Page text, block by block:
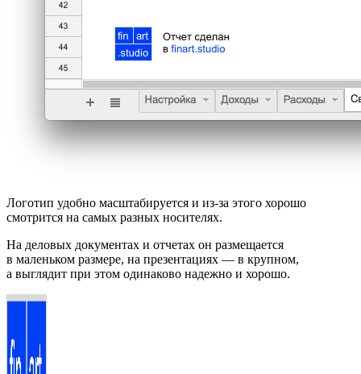
Логотип удобно масштабируется и из-за этого хорошо
смотрится на самых разных носителях.
На деловых документах и отчетах он размещается
в маленьком размере, на презентациях — в крупном,
а выглядит при этом одинаково надежно и хорошо.